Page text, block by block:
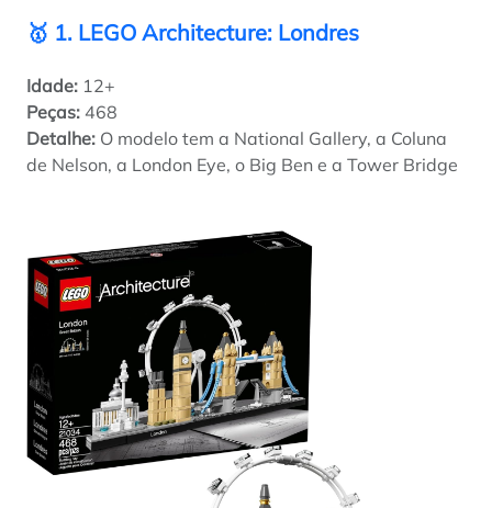
🥇 1. LEGO Architecture: Londres
Idade: 12+
Peças: 468
Detalhe: O modelo tem a National Gallery, a Coluna
de Nelson, a London Eye, o Big Ben e a Tower Bridge